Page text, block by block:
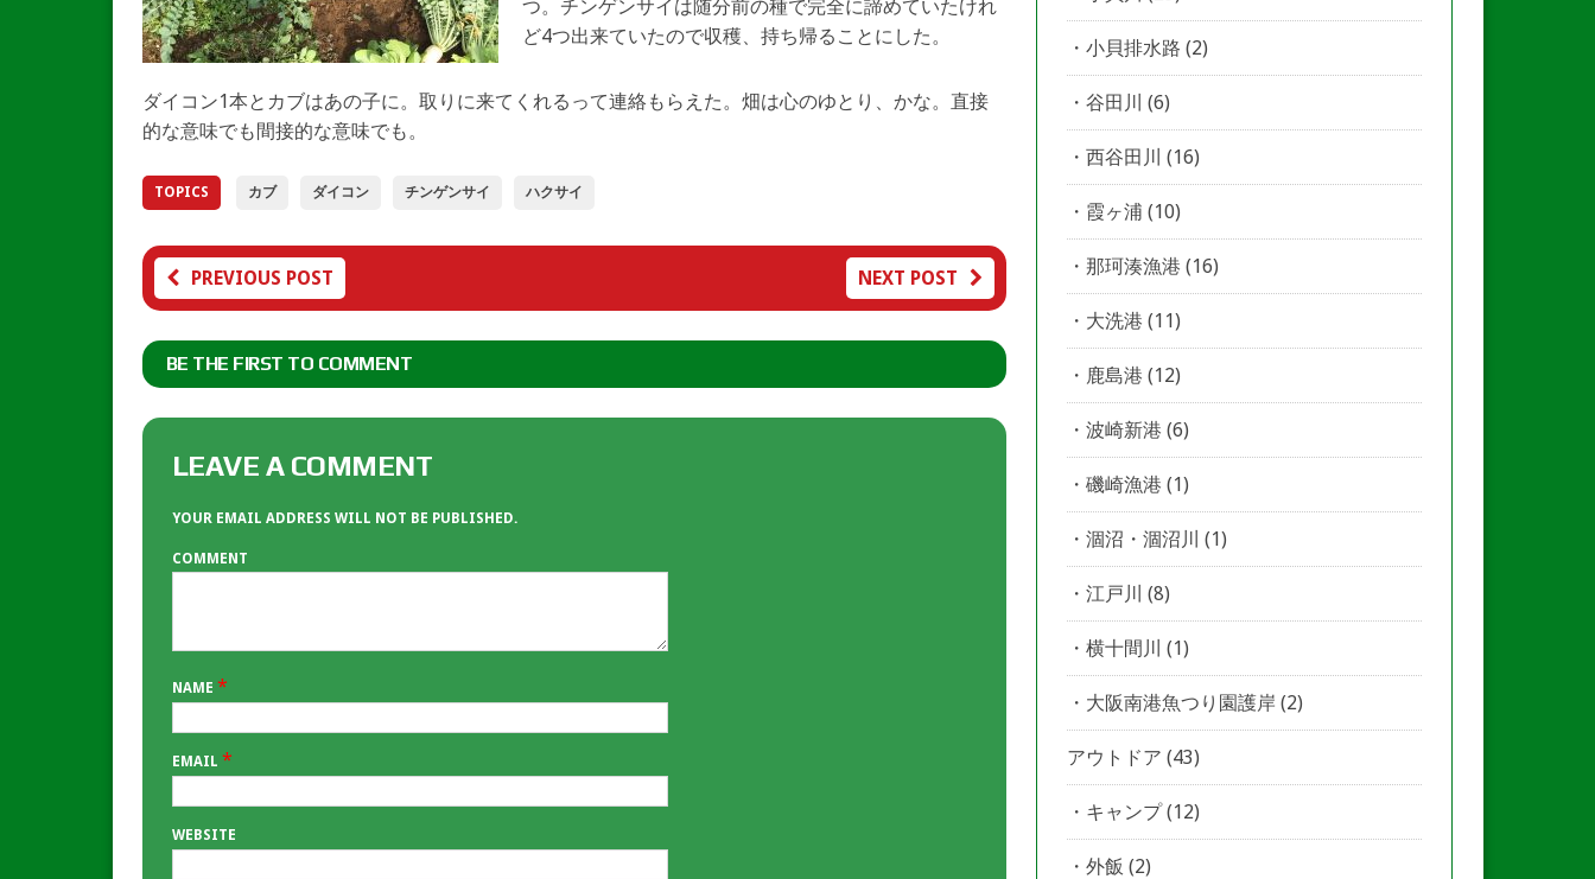
つ。チンゲンサイは随分前の種で完全に諦めていたけれ
ど4つ出来ていたので収穫、持ち帰ることにした。
ダイコン1本とカブはあの子に。取りに来てくれるって連絡もらえた。畑は心のゆとり、かな。直接
的な意味でも間接的な意味でも。
TOPICS カブ ダイコン チンゲンサイ ハクサイ
PREVIOUS POST NEXT POST
BE THE FIRST TO COMMENT
LEAVE A COMMENT
YOUR EMAIL ADDRESS WILL NOT BE PUBLISHED.
COMMENT
NAME *
EMAIL *
WEBSITE
小貝排水路 (2)
谷田川 (6)
西谷田川 (16)
霞ヶ浦 (10)
那珂湊漁港 (16)
大洗港 (11)
鹿島港 (12)
波崎新港 (6)
磯崎漁港 (1)
涸沼・涸沼川 (1)
江戸川 (8)
横十間川 (1)
大阪南港魚つり園護岸 (2)
アウトドア (43)
キャンプ(12)
外飯 (2)